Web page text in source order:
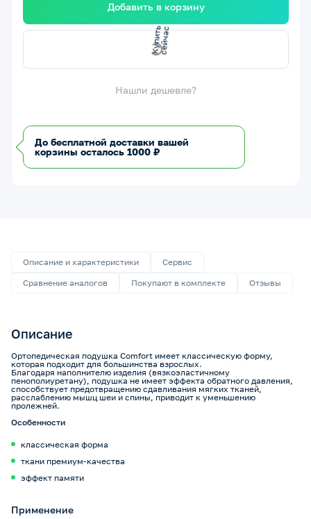
Добавить в корзину
К
у
п
и
т
ь
с
е
й
ч
а
с
Нашли дешевле?
До бесплатной доставки вашей
корзины осталось 1000 ₽
Описание и характеристики
Сервис
Сравнение аналогов
Покупают в комплекте Отзывы
Описание
Ортопедическая подушка Comfort имеет классическую форму,
которая подходит для большинства взрослых.
Благодаря наполнителю изделия (вязкоэластичному
пенополиуретану), подушка не имеет эффекта обратного давления,
способствует предотвращению сдавливания мягких тканей,
расслаблению мышц шеи и спины, приводит к уменьшению
пролежней.
Особенности
классическая форма
ткани премиум-качества
эффект памяти
Применение